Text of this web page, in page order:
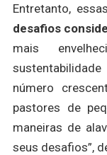
Entretanto,
desafios
mais
número
pastores de
maneiras de
seus desafios”,